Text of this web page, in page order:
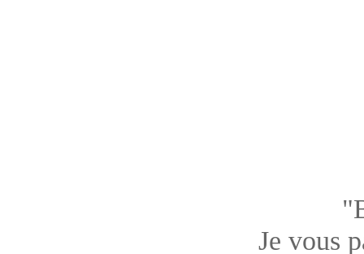
Je vous